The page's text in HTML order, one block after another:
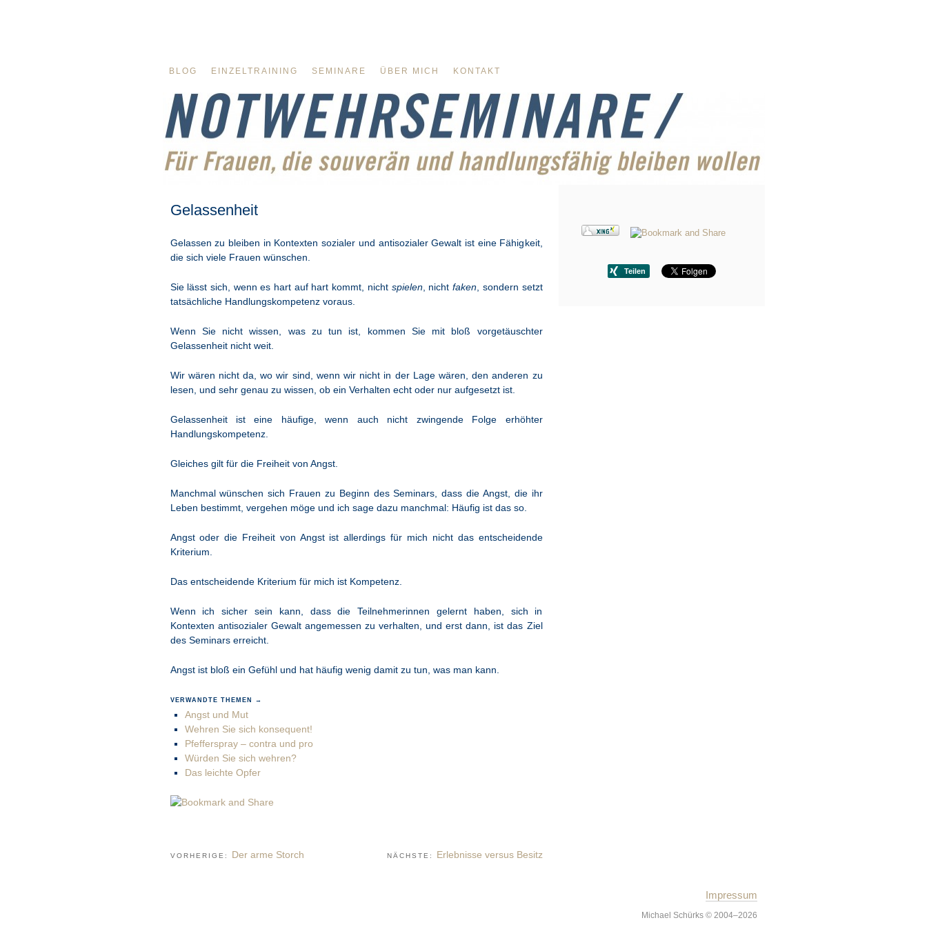
BLOG EINZELTRAINING SEMINARE ÜBER MICH KONTAKT
Gelassenheit
Gelassen zu bleiben in Kontexten sozialer und antisozialer Gewalt ist eine Fähigkeit,
die sich viele Frauen wünschen.
Sie lässt sich, wenn es hart auf hart kommt, nicht spielen, nichtfaken , sondern setzt
tatsächliche Handlungskompetenz voraus.
Wenn Sie nicht wissen, was zu tun ist, kommen Sie mit bloß vorgetäuschter
Gelassenheit nicht weit.
Wir wären nicht da, wo wir sind, wenn wir nicht in der Lage wären, den anderen zu
lesen, und sehr genau zu wissen, ob ein Verhalten echt oder nur aufgesetzt ist.
Gelassenheit ist eine häufige, wenn auch nicht zwingende Folge erhöhter
Handlungskompetenz.
Gleiches gilt für die Freiheit von Angst.
Manchmal wünschen sich Frauen zu Beginn des Seminars, dass die Angst, die ihr
Leben bestimmt, vergehen möge und ich sage dazu manchmal: Häufig ist das so.
Angst oder die Freiheit von Angst ist allerdings für mich nicht das entscheidende
Kriterium.
Das entscheidende Kriterium für mich ist Kompetenz.
Wenn ich sicher sein kann, dass die Teilnehmerinnen gelernt haben, sich in
Kontexten antisozialer Gewalt angemessen zu verhalten, und erst dann, ist das Ziel
des Seminars erreicht.
Angst ist bloß ein Gefühl und hat häufig wenig damit zu tun, was man kann.
VERWANDTE THEMEN →
Angst und Mut
Wehren Sie sich konsequent!
Pfefferspray – contra und pro
Würden Sie sich wehren?
Das leichte Opfer
VORHERIGE: Der arme Storch NÄCHSTE: Erlebnisse versus Besitz
Impressum
Michael Schürks © 2004–2026